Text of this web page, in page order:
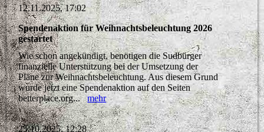
12.11.2025, 17:02
Spendenaktion für Weihnachtsbeleuchtung 2026
gestartet
Wie schon angekündigt, benötigen die Sudbürger
finanzielle Unterstützung bei der Umsetzung der
Pläne zur Weihnachtsbeleuchtung. Aus diesem Grund
wurde jetzt eine Spendenaktion auf den Seiten
betterplace.org...mehr
25.10.2025, 12:28